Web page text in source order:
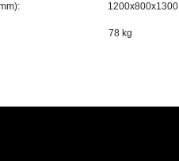
1200x800x1300
máy: 78 kg